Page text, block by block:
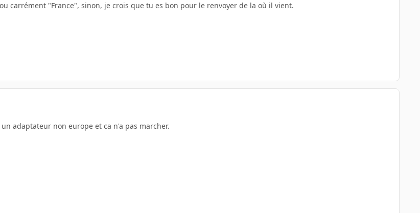
carrément "France", sinon, je crois que tu es bon pour le renvoyer de la où il vient.
adaptateur non europe et ca n'a pas marcher.